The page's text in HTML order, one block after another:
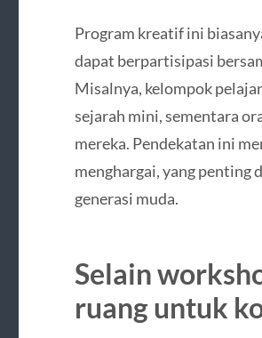
Program kreatif ini
dapat berpartisipasi
Misalnya, kelompok
sejarah mini, sementara
mereka. Pendekatan ini
menghargai, yang penting
generasi muda.
Selain
ruang untuk